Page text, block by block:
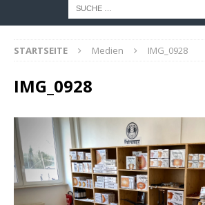
STARTSEITE Medien IMG_0928
IMG_0928